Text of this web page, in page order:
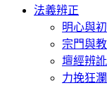
法義辨正
明心與
宗門與
壇經辨訛
力挽狂瀾